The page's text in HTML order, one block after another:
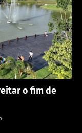
o fim de